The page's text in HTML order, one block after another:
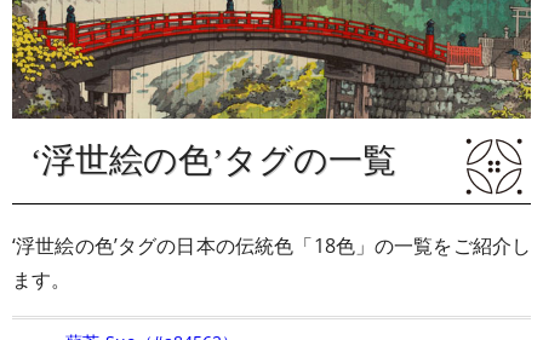
‘浮世絵の色’タグの一覧
‘浮世絵の色’タグの日本の伝統色「18色」の一覧をご紹介し
ます。